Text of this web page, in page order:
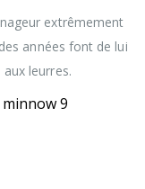
extrêmement
années font de lui
leurres.
9